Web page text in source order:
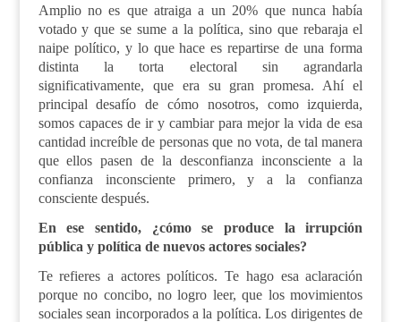
Amplio no es que atraiga a un 20% que nunca había
votado y que se sume a la política, sino que rebaraja el
naipe político, y lo que hace es repartirse de una forma
distinta la torta electoral sin agrandarla
significativamente, que era su gran promesa. Ahí el
principal desafío de cómo nosotros, como izquierda,
somos capaces de ir y cambiar para mejor la vida de esa
cantidad increíble de personas que no vota, de tal manera
que ellos pasen de la desconfianza inconsciente a la
confianza inconsciente primero, y a la confianza
consciente después.
En ese sentido, ¿cómo se produce la irrupción
pública y política de nuevos actores sociales?
Te refieres a actores políticos. Te hago esa aclaración
porque no concibo, no logro leer, que los movimientos
sociales sean incorporados a la política. Los dirigentes de